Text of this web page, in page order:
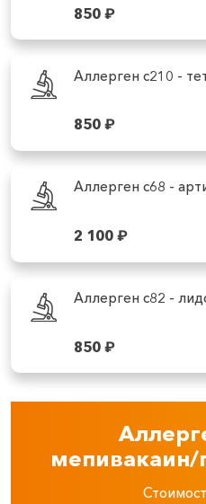
850₽
Аллерген c210 -
850₽
Аллерген c68 -
2 100₽
Аллерген c82 ‑
850₽
мепивакаин/